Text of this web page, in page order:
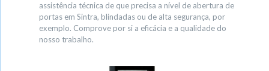
assistência técnica de que precisa a nível de abertura de
portas em Sintra, blindadas ou de alta segurança, por
exemplo. Comprove por si a eficácia e a qualidade do
nosso trabalho.